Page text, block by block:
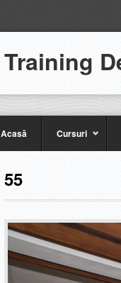
Training
Acasă Cursuri
55